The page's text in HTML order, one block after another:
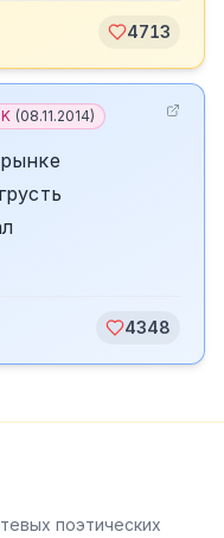
4713
(08.11.2014)
4348
поэтических